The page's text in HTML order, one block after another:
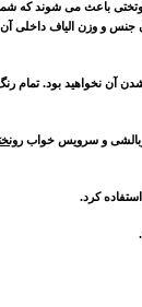
باعث می شوند که
جنس و وزن الیاف
آن نخواهید بود. تمام
و سرویس خواب
کرد.
.